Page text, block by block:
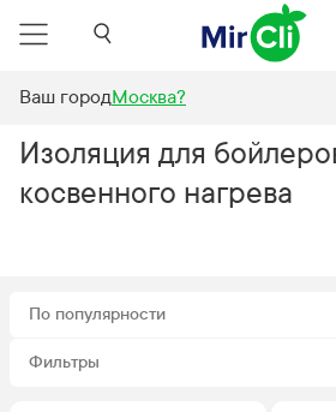
Ваш городМосква?
нагреваИзоляция для
Изоляция для
косвенного нагрева
По популярности
Фильтры